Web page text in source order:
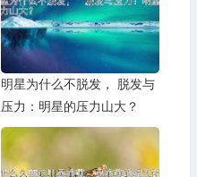
明星为什么不脱发， 脱发与
压力：明星的压力山大？